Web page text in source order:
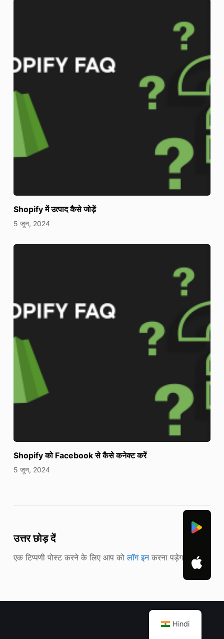
Shopify में उत्पाद कैसे जोड़ें
5 जून, 2024
Shopify को Facebook से कैसे कनेक्ट करें
5 जून, 2024
उत्तर छोड़ दें
एक टिप्पणी पोस्ट करने के लिए आप कोलॉग इनकरना पड़ेगा।
Hindi